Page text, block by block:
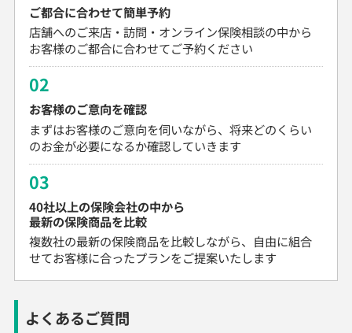
ご都合に合わせて簡単予約
店舗へのご来店・訪問・オンライン保険相談の中から
お客様のご都合に合わせてご予約ください
02
お客様のご意向を確認
まずはお客様のご意向を伺いながら、将来どのくらい
のお金が必要になるか確認していきます
03
40社以上の保険会社の中から
最新の保険商品を比較
複数社の最新の保険商品を比較しながら、自由に組合
せてお客様に合ったプランをご提案いたします
よくあるご質問